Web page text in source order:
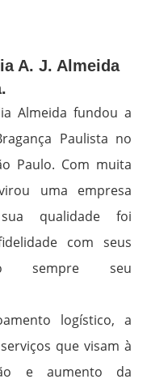
A. J. Almeida
Almeida fundou a
Paulista no
Paulo. Com muita
uma empresa
qualidade foi
com seus
sempre seu
logístico, a
que visam à
e aumento da